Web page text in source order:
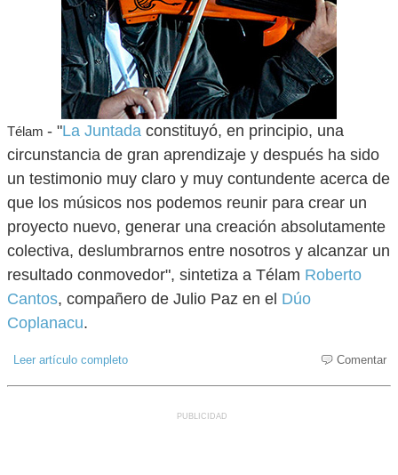
Télam - "La Juntada constituyó, en principio, una
circunstancia de gran aprendizaje y después ha sido
un testimonio muy claro y muy contundente acerca de
que los músicos nos podemos reunir para crear un
proyecto nuevo, generar una creación absolutamente
colectiva, deslumbrarnos entre nosotros y alcanzar un
resultado conmovedor", sintetiza a Télam Roberto
Cantos, compañero de Julio Paz en el Dúo
Coplanacu.
Leer artículo completo Comentar
PUBLICIDAD